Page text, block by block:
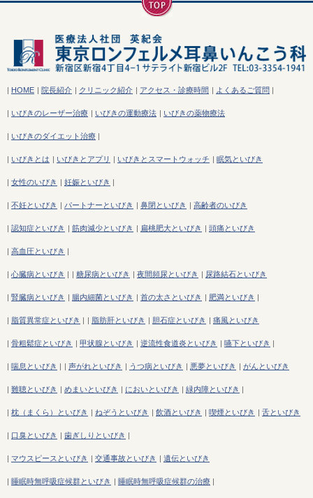
| HOME | 院長紹介 | クリニック紹介 | アクセス・診療時間 | よくあるご質問 |
| いびきのレーザー治療 | いびきの運動療法 | いびきの薬物療法
| いびきのダイエット治療 |
| いびきとは | いびきとアプリ | いびきとスマートウォッチ | 眠気といびき
| 女性のいびき | 妊娠といびき |
| 不妊といびき | パートナーといびき | 鼻閉といびき | 高齢者のいびき
| 認知症といびき | 筋肉減少といびき | 扁桃肥大といびき | 頭痛といびき
| 高血圧といびき |
| 心臓病といびき | | 糖尿病といびき | 夜間頻尿といびき | 尿路結石といびき
| 腎臓病といびき | 腸内細菌といびき | 首の太さといびき | 肥満といびき |
| 脂質異常症といびき | | 脂肪肝といびき | 胆石症といびき | 痛風といびき
| 骨粗鬆症といびき | 甲状腺といびき | 逆流性食道炎といびき | 嚥下といびき |
| 喘息といびき | | 声がれといびき | うつ病といびき | 悪夢といびき | がんといびき
| 難聴といびき | めまいといびき | においといびき | 緑内障といびき |
| 枕（まくら）といびき | ねぞうといびき | 飲酒といびき | 喫煙といびき | 舌といびき
| 口臭といびき | 歯ぎしりといびき |
| マウスピースといびき | 交通事故といびき | 遺伝といびき
| 睡眠時無呼吸症候群といびき | 睡眠時無呼吸症候群の治療 |